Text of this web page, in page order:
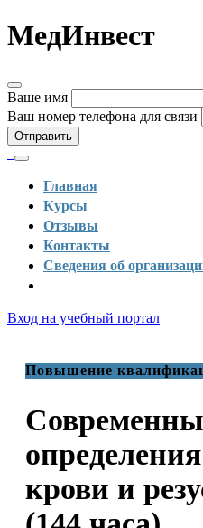
МедИнвест
Ваше имя
Ваш номер телефона для связи
Отправить
Главная
Курсы
Отзывы
Контакты
Сведения об
Вход на учебный портал
Повышение
крови и